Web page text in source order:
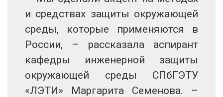
и средствах защиты окружающей
среды, которые применяются в
России, – рассказала аспирант
кафедры инженерной защиты
окружающей среды СПбГЭТУ
«ЛЭТИ» Маргарита Семенова. –